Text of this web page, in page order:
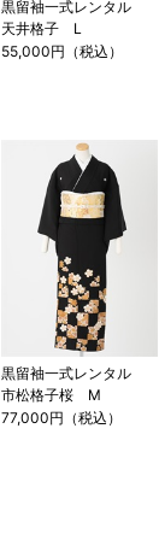
黒留袖一式レンタル
天井格子 L
55,000円（税込）
黒留袖一式レンタル
市松格子桜 M
77,000円（税込）